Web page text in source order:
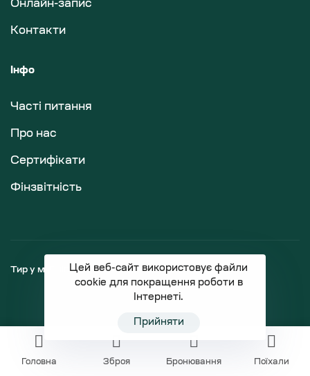
Онлайн-запис
Контакти
Інфо
Часті питання
Про нас
Сертифікати
Фінзвітність
Тир у м.Дніпро Магазин зброї
Головна Зброя Бронювання Поїхали
Цей веб-сайт використовує файли
cookie для покращення роботи в
Інтернеті.
Прийняти